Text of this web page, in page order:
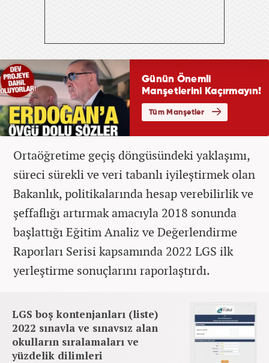
Ortaöğretime geçiş döngüsündeki yaklaşımı,
süreci sürekli ve veri tabanlı iyileştirmek olan
Bakanlık, politikalarında hesap verebilirlik ve
şeffaflığı artırmak amacıyla 2018 sonunda
başlattığı Eğitim Analiz ve Değerlendirme
Raporları Serisi kapsamında 2022 LGS ilk
yerleştirme sonuçlarını raporlaştırdı.
LGS boş kontenjanları (liste)
2022 sınavla ve sınavsız alan
okulların sıralamaları ve
yüzdelik dilimleri